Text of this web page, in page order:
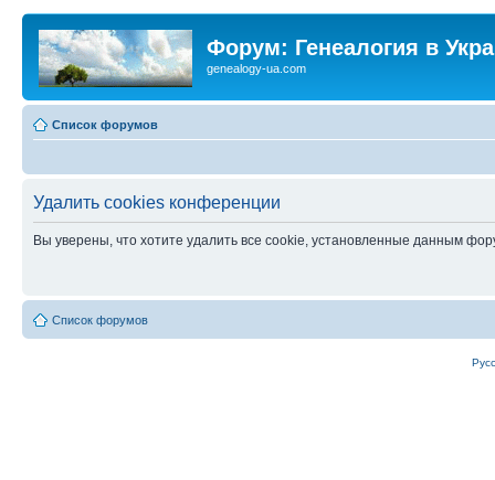
Форум: Генеалогия в
genealogy-ua.com
Список форумов
Удалить cookies конференции
Вы уверены, что хотите удалить все cookie, установленные данным
Список форумов